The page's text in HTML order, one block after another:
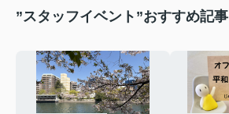
”スタッフイベント”おすすめ記事